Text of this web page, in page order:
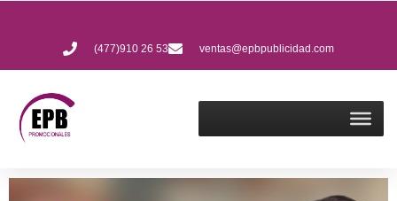
(477)910 26 53 ventas@epbpublicidad.com